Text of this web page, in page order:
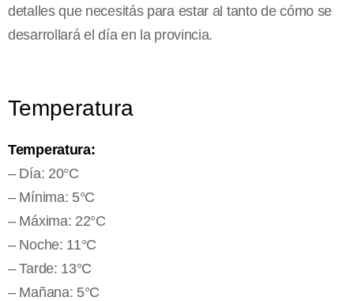
detalles que necesitás para estar al tanto de cómo se
desarrollará el día en la provincia.
Temperatura
Temperatura:
– Día: 20°C
– Mínima: 5°C
– Máxima: 22°C
– Noche: 11°C
– Tarde: 13°C
– Mañana: 5°C